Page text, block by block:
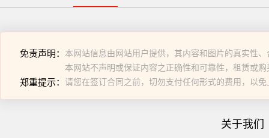
免责声明： 本网站信息由网站用户提供，其内容和图片的真实性
本网站不声明或保证内容之正确性和可靠性，租赁或
郑重提示： 请您在签订合同之前，切勿支付任何形式的费用，以免
关于我们